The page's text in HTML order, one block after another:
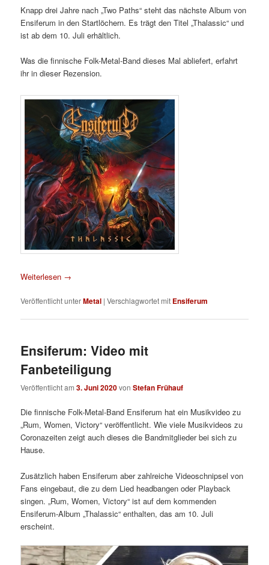
Knapp drei Jahre nach „Two Paths“ steht das nächste Album von
Ensiferum in den Startlöchern. Es trägt den Titel „Thalassic“ und
ist ab dem 10. Juli erhältlich.
Was die finnische Folk-Metal-Band dieses Mal abliefert, erfahrt
ihr in dieser Rezension.
Weiterlesen →
Veröffentlicht unterMetal |Verschlagwortet mit Ensiferum
Ensiferum: Video mit
Fanbeteiligung
Veröffentlicht am3. Juni 2020vonStefan Frühauf
Die finnische Folk-Metal-Band Ensiferum hat ein Musikvideo zu
„Rum, Women, Victory“ veröffentlicht. Wie viele Musikvideos zu
Coronazeiten zeigt auch dieses die Bandmitglieder bei sich zu
Hause.
Zusätzlich haben Ensiferum aber zahlreiche Videoschnipsel von
Fans eingebaut, die zu dem Lied headbangen oder Playback
singen. „Rum, Women, Victory“ ist auf dem kommenden
Ensiferum-Album „Thalassic“ enthalten, das am 10. Juli
erscheint.